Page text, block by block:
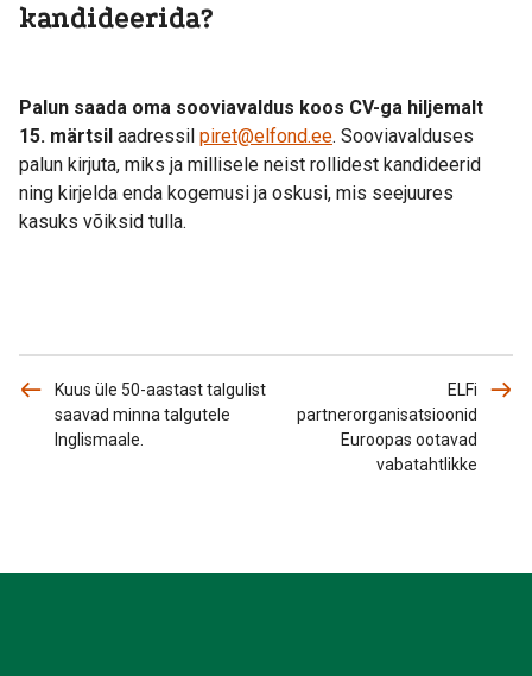
kandideerida?
Palun saada oma sooviavaldus koos CV-ga hiljemalt
15. märtsil aadressil piret@elfond.ee. Sooviavalduses
palun kirjuta, miks ja millisele neist rollidest kandideerid
ning kirjelda enda kogemusi ja oskusi, mis seejuures
kasuks võiksid tulla.
Kuus üle 50-aastast talgulist
saavad minna talgutele
Inglismaale.
ELFi
partnerorganisatsioonid
Euroopas ootavad
vabatahtlikke